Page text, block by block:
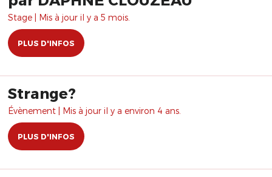
Stage | Mis à jour il y a 5 mois.
PLUS D'INFOS
Strange?
Évènement | Mis à jour il y a environ 4 ans.
PLUS D'INFOS